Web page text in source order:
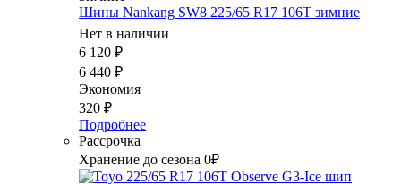
Шины Nankang SW8 225/65 R17 106T зимние
Нет в наличии
6 120 ₽
6 440 ₽
Экономия
320 ₽
Подробнее
Рассрочка
Хранение до сезона 0₽